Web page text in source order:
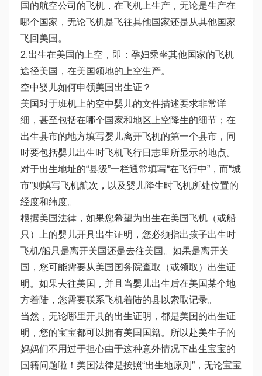
国的航空公司的飞机，在飞机上生产，无论是生产在
哪个国家，无论飞机是飞往其他国家还是从其他国家
飞回美国。
2.出生在美国的上空，即：孕妇乘坐其他国家的飞机
途径美国，在美国领地的上空生产。
空中婴儿如何申领美国出生证？
美国对于班机上的空中婴儿的文件描述要求非常详
细，甚至包括在哪个国家和地区上空降生的细节；在
出生县市的地方填写婴儿离开飞机的第一个县市，同
时要包括婴儿出生时飞机飞行日志里所显示的地点。
对于出生地址的“县级”一栏通常填写“在飞行中”，而“城
市”则填写飞机航次，以及婴儿降生时飞机所处位置的
经度和纬度。
根据美国法律，如果您希望为出生在美国飞机（或船
只）上的婴儿开具出生证明，您必须指出孩子出生时
飞机/船只是离开美国还是去往美国。如果是离开美
国，您可能需要从美国国务院查取（或领取）出生证
明。如果去往美国，并且当婴儿出生后在美国某个地
方着陆，您需要联系飞机着陆的县以索取记录。
当然，无论哪里开具的出生证明，都是美国的出生证
明，您的宝宝都可以拥有美国国籍。所以赴美生子的
妈妈们不用过于担心由于这种意外情况下出生宝宝的
国籍问题啦！美国法律是按照“出生地原则”，无论宝宝